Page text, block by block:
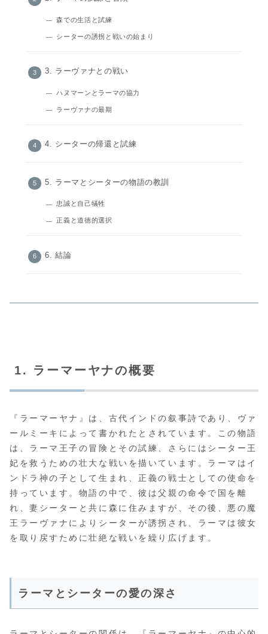
森での生活と試練
シーターの誘拐と戦いの始まり
3. ラーヴァナとの戦い
ハヌマーンとラーマの協力
ラーヴァナの最期
4. シーターの帰還と試練
5. ラーマとシーターの物語の教訓
忠誠と自己犠牲
正義と道徳的選択
6. 結論
1. ラーマーヤナの概要
『ラーマーヤナ』は、古代インドの叙事詩であり、ヴァ
ールミーキによって書かれたとされています。この物語
は、ラーマ王子の冒険とその試練、さらにはシーター王
妃を救うための壮大な戦いを描いています。ラーマはイ
ンドラ神の子として生まれ、正義の戦士としての使命を
持っています。物語の中で、彼は父親の命令で国を離
れ、妻シーターと共に森に住みますが、その後、悪の魔
王ラーヴァナによりシーターが誘拐され、ラーマは彼女
を取り戻すために壮絶な戦いを繰り広げます。
ラーマとシーターの愛の深さ